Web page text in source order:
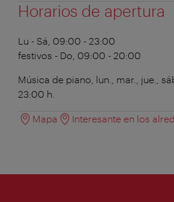
Horarios de apertura
Lu - Sá, 09:00 - 23:00
festivos - Do, 09:00 - 20:00
Música de piano, lun., mar., jue.,
23:00 h.
Mapa Interesante en los